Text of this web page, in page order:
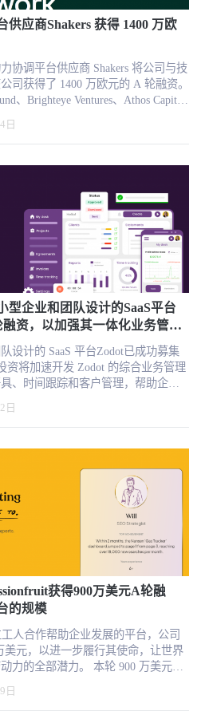
。AI已不再只是平台的“服务分
构复杂化、高端化的主轴——AI类项
单一项目的工作时长也创下历史新
79.6万，下降幅度达8%，但平台整
微降0.6%。更值得关注的是，平均
，同比增加5%，说明Upwork正逐步
朝着高价值、高复杂度任务的方向转
同比增长190%，活跃客户数环比增
台正在成功吸引并转化更高意愿付费
与 Ascen 提供全栈解决方案 Upwork
莫过于对荷兰平台 Bubty 的收购以
收购协议达成。两者将并入Upwork
服务中大型企业客户的全套“外部人
自建人才池和多样化用工管理工具，
工的不同合同形式；Ascen 则聚焦于
使得Upwork具备了服务“外包、
、AOR”等多元雇佣模式的能力，向
工市场进军。 这也宣告Upwork的定
向“全球用工解决方案提供商”，其竞
或Fiverr，而包括 Deel、Remote、
工基础设施平台。 内部效率革命：AI
客户和项目侧的AI应用，Upwork还
成果。AI目前已参与超过35%的平
平台正在通过 AI 重新定义内部运营
缩运营成本空间。 财务表现稳健，
，Upwork第二季度自由现金流为
营活动净现金流为7250万美元，同比
保持谨慎，在过去六个月中回购
亿美元的现金与市场性证券储备。 公
收在7.65亿至7.75亿美元之间，调整
美元，非GAAP每股收益在1.14至
其平台能力和战略前瞻性，也反映
AI技能与AI工作已成
未来平台将围绕AI构建“任务管理
工的接受度
之间的差异化壁垒
深度，单纯连接人与项目的模式正在
供应商Shakers 获得 1400 万欧
协调平台供应商 Shakers 将公司与技
司获得了 1400 万欧元的 A 轮融资。
、Brighteye Ventures、Athos Capital
，以实现为整个欧洲大陆的技术自
Héctor
Luis（首席运营官）、Adrián de
Castillo（首席风险官）创立，提供一
业技术自由职业者和自主人工智能
家客户公司，其中包括微软、
过其自由职业者操作系统中的银
务，为新一代以业绩为导向的自由
施，使公司、独立工作者和人工智
定义人们的工作、雇佣、构建和协
日
型企业和团队设计的SaaS平台
资，以加强其一体化业务管理
设计的 SaaS 平台Zodot已成功募集
资将加速开发 Zodot 的综合业务管理
、时间跟踪和客户管理，帮助企业
中。利用新获得的资金，Zodot 计划
的集成功能，使企业能够更高效地
够继续改进我们的平台，满足我们
们的目标是为自由职业者和小型团队
资将帮助我们把平台提升到一个新
台已经在自由职业者和小型企业社
有能力扩大其用户群，并为管理项
的主要功能包括
项并确保及时完成。 2. 客户管
通信和合同。 3. 开具发票：
。 4. 时间跟踪： 通过
续提供顶级客户支持，帮助企业实
企业、软件团队、律师、律师、创
日
获得900万美元A轮融
的规模
人合作帮助企业发展的平台，公司
美元，以进一步履行其使命，让世界
力。 本轮 900 万美元的
投资者 Firstminute Capital、Playfair
投。 Passionfruit 的创立
，自由职业者和公司都在寻求一种更
日